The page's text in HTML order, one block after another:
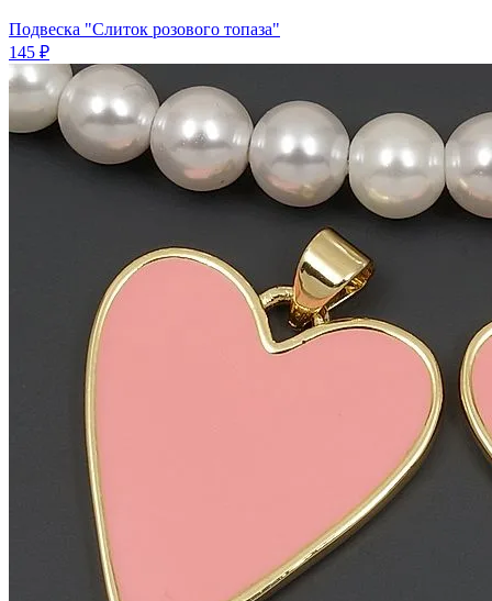
Подвеска "Слиток розового топаза"
145 ₽